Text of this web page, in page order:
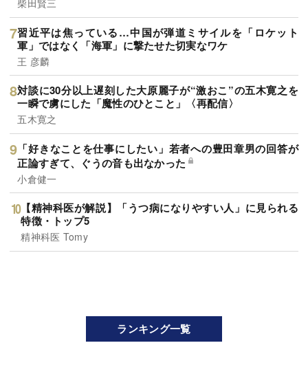
柴田賢三
習近平は焦っている…中国が弾道ミサイルを「ロケット
軍」ではなく「海軍」に撃たせた切実なワケ
王 彦麟
対談に30分以上遅刻した大原麗子が“激おこ”の五木寛之を
一瞬で虜にした「魔性のひとこと」〈再配信〉
五木寛之
「好きなことを仕事にしたい」若者への豊田章男の回答が
正論すぎて、ぐうの音も出なかった
小倉健一
【精神科医が解説】「うつ病になりやすい人」に見られる
特徴・トップ5
精神科医 Tomy
ランキング一覧